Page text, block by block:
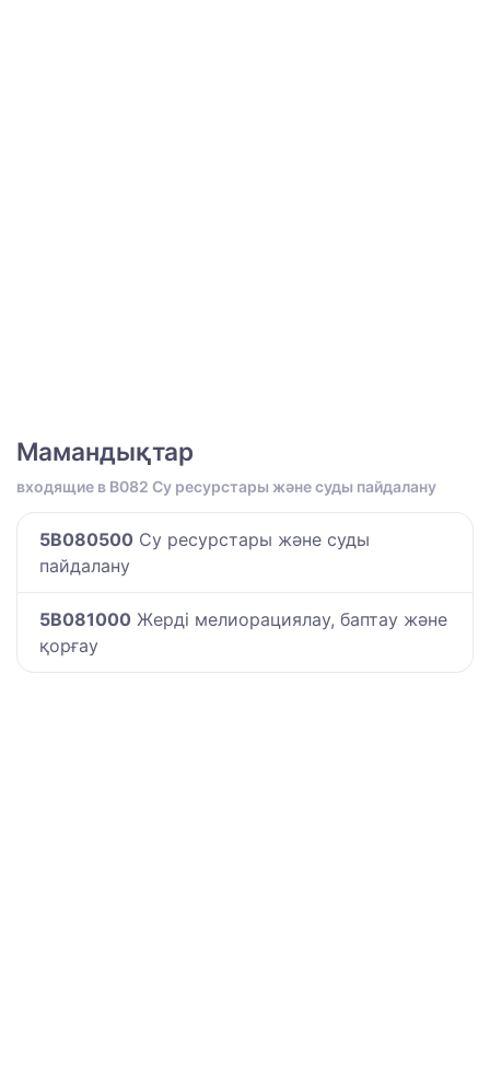
Мамандықтар
входящие в B082 Су ресурстары және суды пайдалану
5B080500 Су ресурстары және суды
пайдалану
5B081000 Жерді мелиорациялау, баптау және
қорғау